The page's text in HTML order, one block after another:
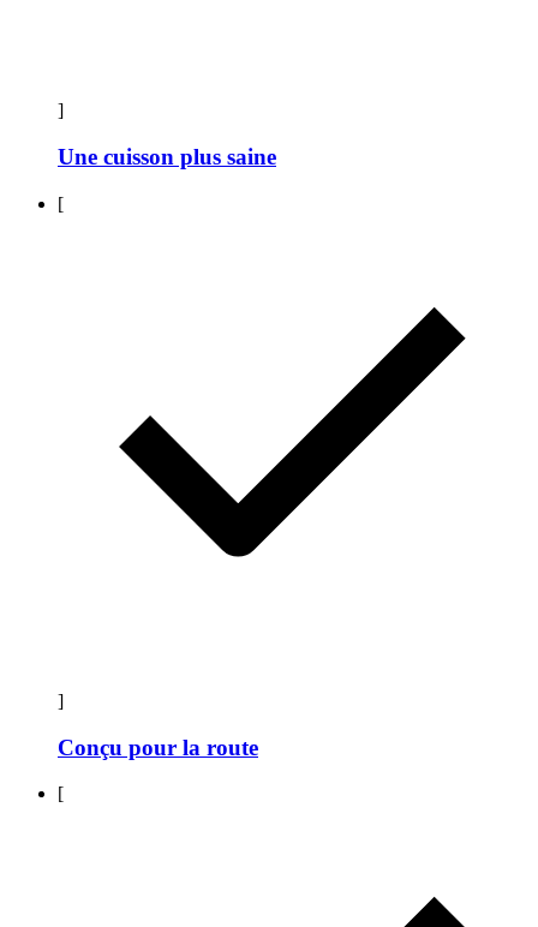
]
Une cuisson plus saine
[
]
Conçu pour la route
[